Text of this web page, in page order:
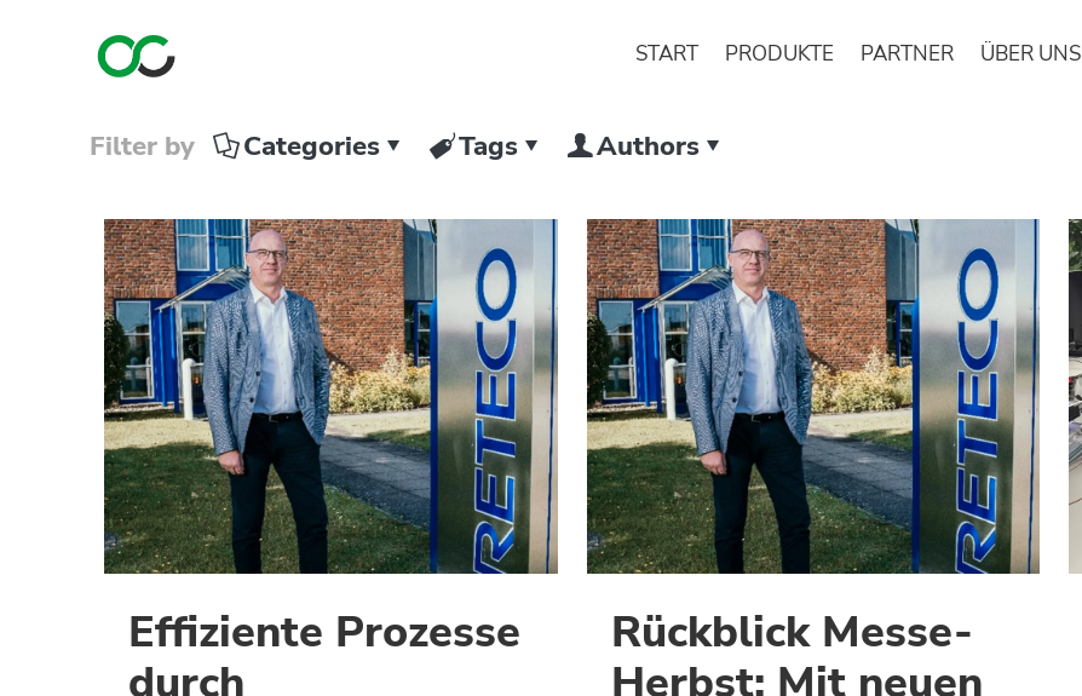
START PRODUKTE PARTNER ÜBER UNS
Filter by Categories Tags Authors
Effiziente Prozesse
durch
Rückblick Messe-
Herbst: Mit neuen